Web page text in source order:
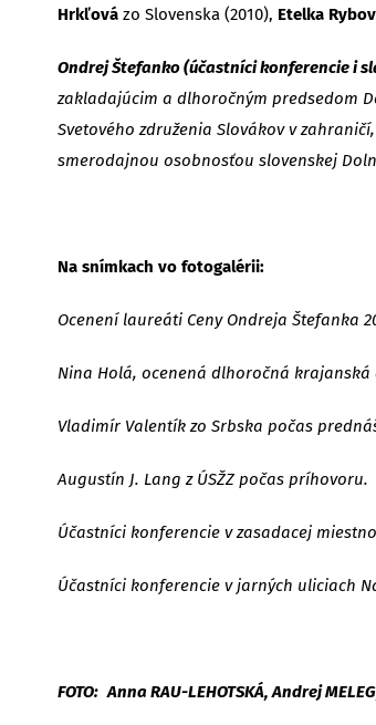
Hrkľová zo Slovenska (2010), Etelka
Ondrej Štefanko (účastníci konferencie i
zakladajúcim a dlhoročným predsedom
Svetového združenia Slovákov v
smerodajnou osobnosťou slovenskej
Na snímkach vo fotogalérii:
Ocenení laureáti Ceny Ondreja Štefanka
Nina Holá, ocenená dlhoročná krajanská
Vladimír Valentík zo Srbska počas
Augustín J. Lang z ÚSŽZ počas príhovoru.
Účastníci konferencie v zasadacej
Účastníci konferencie v jarných uliciach
FOTO: Anna RAU-LEHOTSKÁ, Andrej